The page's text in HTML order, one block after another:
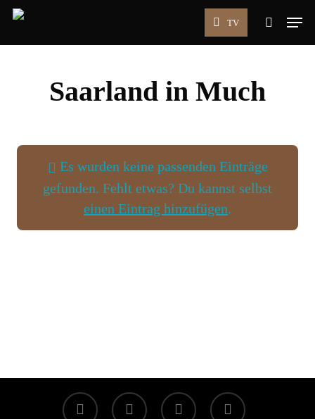
Skip
TV
search
Menu
Saarland in Much
Es wurden keine passenden Einträge
gefunden. Fehlt etwas? Du kannst selbst
einen Eintrag hinzufügen.
facebook linkedin youtube instagram